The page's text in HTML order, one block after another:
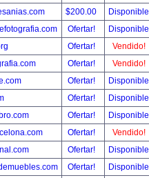
$200.00
Disponible
Ofertar!
Disponible
Ofertar!
Vendido!
Ofertar!
Vendido!
Ofertar!
Disponible
Ofertar!
Disponible
Ofertar!
Disponible
Ofertar!
Vendido!
Ofertar!
Disponible
Ofertar!
Disponible